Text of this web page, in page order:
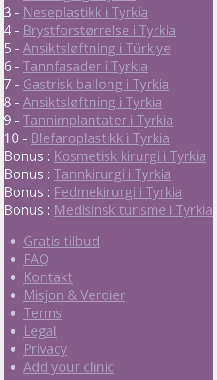
3 - Neseplastikk i Tyrkia
4 - Brystforstørrelse i Tyrkia
5 - Ansiktsløftning i Türkiye
6 - Tannfasader i Tyrkia
7 - Gastrisk ballong i Tyrkia
8 - Ansiktsløftning i Tyrkia
9 - Tannimplantater i Tyrkia
10 - Blefaroplastikk i Tyrkia
Bonus : Kosmetisk kirurgi i Tyrkia
Bonus : Tannkirurgi i Tyrkia
Bonus : Fedmekirurgi i Tyrkia
Bonus : Medisinsk turisme i Tyrkia
Gratis tilbud
FAQ
Kontakt
Misjon & Verdier
Terms
Legal
Privacy
Add your clinic